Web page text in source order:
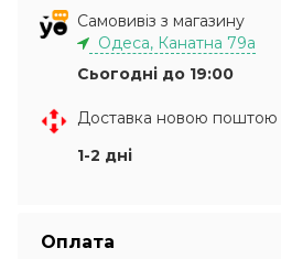
Самовивіз з магазину
Одеса, Канатна 79а
Сьогодні до 19:00
Доставка новою поштою
1-2 дні
Оплата